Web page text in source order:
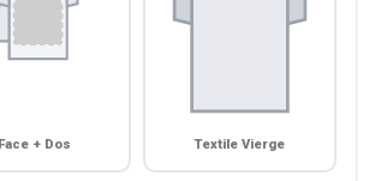
Face + Dos Textile Vierge